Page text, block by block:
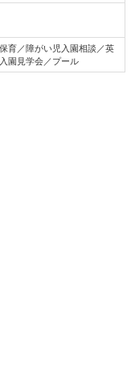
育／障がい児入園相談／英
園見学会／プール